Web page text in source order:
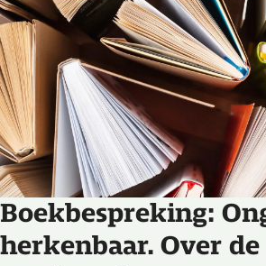
Boekbespreking:
herkenbaar. Over